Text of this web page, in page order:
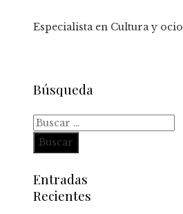
Especialista en Cultura y ocio
Búsqueda
Buscar:
Entradas
Recientes